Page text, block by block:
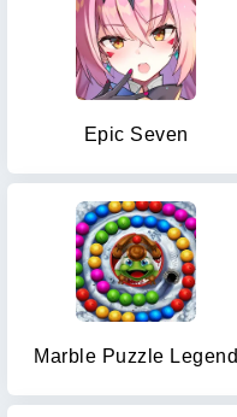
Epic Seven
Marble Puzzle Legend